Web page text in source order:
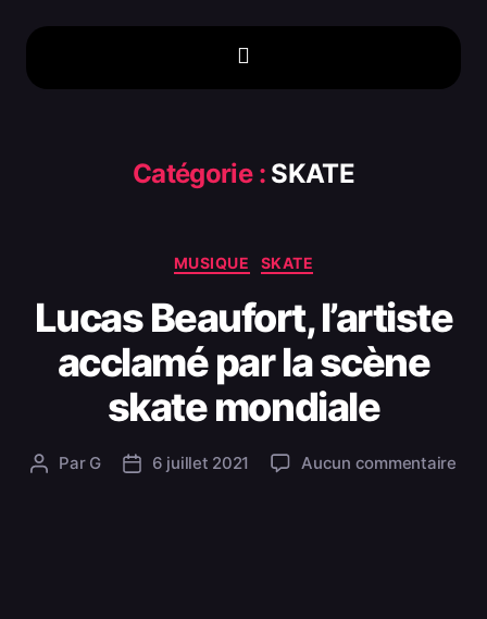
Catégorie : SKATE
MUSIQUE SKATE
Lucas Beaufort, l’artiste
acclamé par la scène
skate mondiale
Par G 6 juillet 2021 Aucun commentaire